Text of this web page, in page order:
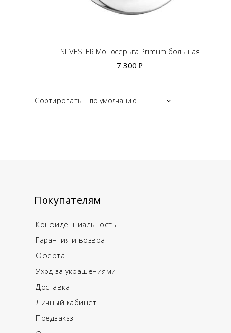
SILVESTER Моносерьга Primum большая
7 300 ₽
Сортировать
Покупателям
Конфиденциальность
Гарантия и возврат
Оферта
Уход за украшениями
Доставка
Личный кабинет
Предзаказ